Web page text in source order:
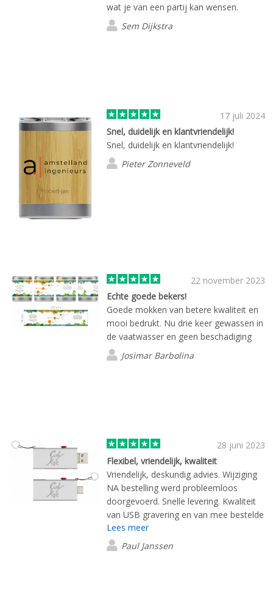
wat je van een partij kan wensen.
Sem Dijkstra
17 juli 2024
Snel, duidelijk en klantvriendelijk!
Snel, duidelijk en klantvriendelijk!
Pieter Zonneveld
22 november 2023
Echte goede bekers!
Goede mokken van betere kwaliteit en
mooi bedrukt. Nu drie keer gewassen in
de vaatwasser en geen beschadiging
Josimar Barbolina
28 juni 2023
Flexibel, vriendelijk, kwaliteit
Vriendelijk, deskundig advies. Wijziging
NA bestelling werd probleemloos
doorgevoerd. Snelle levering. Kwaliteit
van USB gravering en van mee bestelde
doosjes is PRIMA!
Lees meer
Paul Janssen